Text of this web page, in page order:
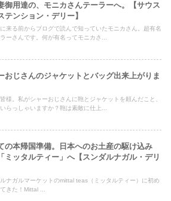
御用達の、モニカさんテーラーへ。【サウス
テンション・デリー】
来る前からブログで読んで知っていたモニカさん。超有名
ーさんです。何が有名ってモニカさ...
おじさんのジャケットとバッグ出来上がりま
様。私がシャーおじさんに鞄とジャケットを頼んだこと、
らっしゃいますか？鞄は素敵に仕上...
の本帰国準備。日本へのお土産の駆け込み
ミッタルティー」へ【スンダルナガル・デリ
ナガルマーケットのmittal teas（ミッタルティー）に初め
きた！Mittal ...